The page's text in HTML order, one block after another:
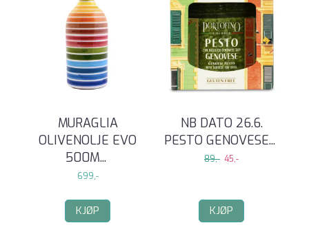
MURAGLIA
OLIVENOLJE EVO
500M...
699,-
KJØP
NB DATO 26.6.
PESTO GENOVESE...
89,- 45,-
KJØP